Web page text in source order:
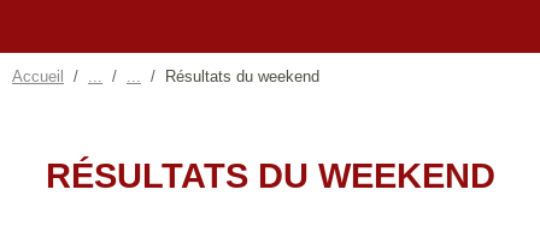
Accueil Résultats du weekend
RÉSULTATS DU WEEKEND